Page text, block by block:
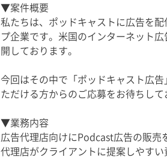
▼案件概要
私たちは、ポッドキャストに広告を
プ企業です。米国のインターネット
開しております。
今回はその中で「ポッドキャスト広
ただける方からのご応募をお待ちして
▼業務内容
広告代理店向けにPodcast広告の販売
代理店がクライアントに提案しやす